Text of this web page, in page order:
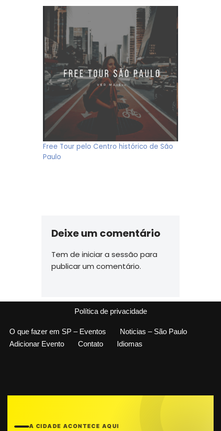
Free Tour pelo Centro histórico de São
Paulo
Deixe um comentário
Tem de iniciar a sessão para
publicar um comentário.
Política de privacidade
O que fazer em SP – Eventos
Noticias – São Paulo
Adicionar Evento
Contato Idiomas
A CIDADE ACONTECE AQUI